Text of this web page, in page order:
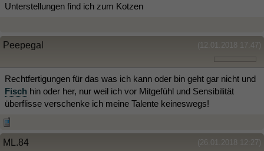
Unterstellungen find ich zum Kotzen
(12.01.2018 17:47)
Peepegal
Rechtfertigungen für das was ich kann oder bin geht gar nicht und
Fisch hin oder her, nur weil ich vor Mitgefühl und Sensibilität
überflisse verschenke ich meine Talente keineswegs!
(26.01.2018 12:27)
ML.84